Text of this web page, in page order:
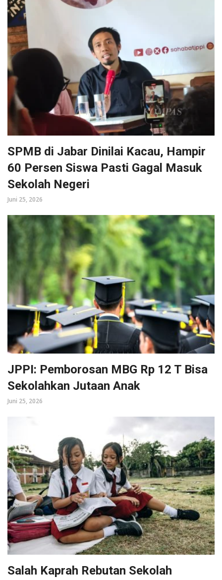
SPMB di Jabar Dinilai Kacau, Hampir
60 Persen Siswa Pasti Gagal Masuk
Sekolah Negeri
Juni 25, 2026
JPPI: Pemborosan MBG Rp 12 T Bisa
Sekolahkan Jutaan Anak
Juni 25, 2026
Salah Kaprah Rebutan Sekolah